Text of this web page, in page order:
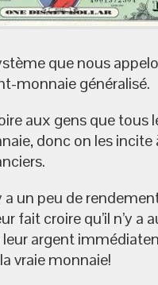
que nous
monnaie généralisé.
aux gens que tous
donc on les
a un peu de
fait croire qu’il n’y a
leur argent
vraie monnaie!